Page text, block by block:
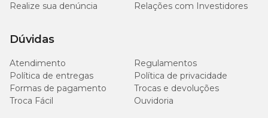
Realize sua denúncia
Relações com Investidores
Dúvidas
Atendimento
Regulamentos
Política de entregas
Política de privacidade
Formas de pagamento
Trocas e devoluções
Troca Fácil
Ouvidoria